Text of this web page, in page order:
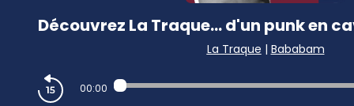
Découvrez La Traque... d'un punk en
La Traque | Bababam
00:00